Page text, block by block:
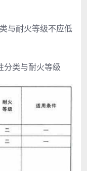
与耐火等级不应低
分类与耐火等级